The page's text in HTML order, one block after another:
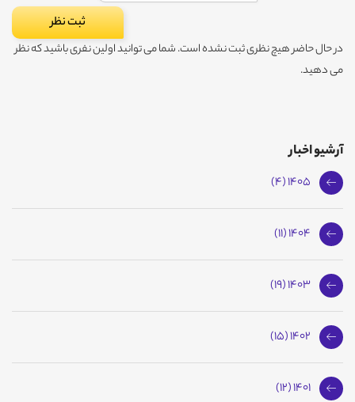
در حال حاضر هیچ نظری ثبت نشده است. شما می توانید اولین نفری باشید که نظر
می دهید.
آرشیو اخبار
1405 (4)
1404 (11)
1403 (19)
1402 (15)
1401 (12)